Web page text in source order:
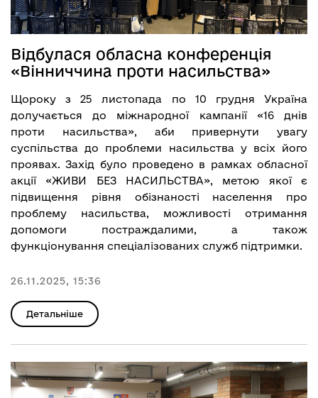
Відбулася обласна конференція
«Вінниччина проти насильства»
Щороку з 25 листопада по 10 грудня Україна
долучається до міжнародної кампанії «16 днів
проти насильства», аби привернути увагу
суспільства до проблеми насильства у всіх його
проявах. Захід було проведено в рамках обласної
акції «ЖИВИ БЕЗ НАСИЛЬСТВА», метою якої є
підвищення рівня обізнаності населення про
проблему насильства, можливості отримання
допомоги постраждалими, а також
функціонування спеціалізованих служб підтримки.
26.11.2025, 15:36
Детальніше